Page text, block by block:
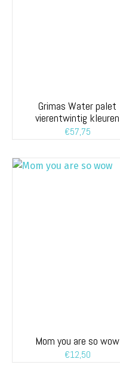
Grimas Water palet
vierentwintig kleuren
€57,75
Mom you are so wow
€12,50